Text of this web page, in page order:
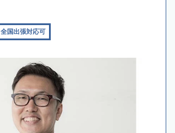
全国出張対応可